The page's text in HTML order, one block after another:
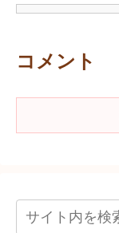
コメント